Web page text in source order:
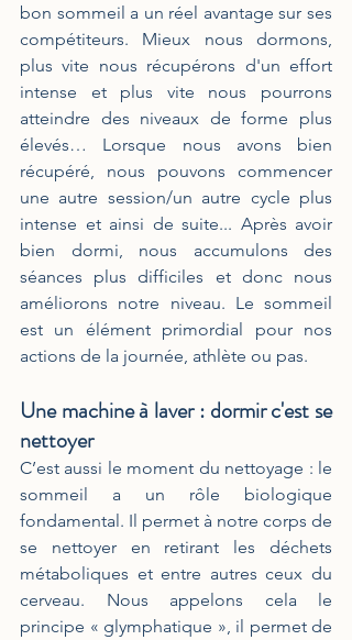
bon sommeil a un réel avantage sur ses
compétiteurs. Mieux nous dormons,
plus vite nous récupérons d'un effort
intense et plus vite nous pourrons
atteindre des niveaux de forme plus
élevés… Lorsque nous avons bien
récupéré, nous pouvons commencer
une autre session/un autre cycle plus
intense et ainsi de suite... Après avoir
bien dormi, nous accumulons des
séances plus difficiles et donc nous
améliorons notre niveau. Le sommeil
est un élément primordial pour nos
actions de la journée, athlète ou pas.
Une machine à laver : dormir c'est se
nettoyer
C’est aussi le moment du nettoyage : le
sommeil a un rôle biologique
fondamental. Il permet à notre corps de
se nettoyer en retirant les déchets
métaboliques et entre autres ceux du
cerveau. Nous appelons cela le
principe « glymphatique », il permet de